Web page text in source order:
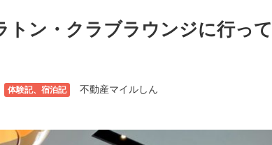
ン・クラブラウンジに行って
体験記、宿泊記 不動産マイルしん